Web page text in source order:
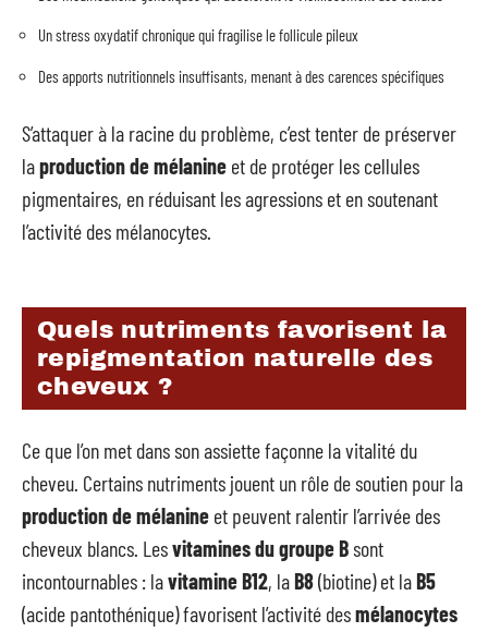
Un stress oxydatif chronique qui fragilise le follicule pileux
Des apports nutritionnels insuffisants, menant à des carences spécifiques
S’attaquer à la racine du problème, c’est tenter de préserver
laproduction de mélanine et de protéger les cellules
pigmentaires, en réduisant les agressions et en soutenant
l’activité des mélanocytes.
Quels nutriments favorisent la
repigmentation naturelle des
cheveux ?
Ce que l’on met dans son assiette façonne la vitalité du
cheveu. Certains nutriments jouent un rôle de soutien pour la
production de mélanine et peuvent ralentir l’arrivée des
cheveux blancs. Lesvitamines du groupe Bsont
incontournables : lavitamine B12, laB8(biotine) et laB5
(acide pantothénique) favorisent l’activité desmélanocytes